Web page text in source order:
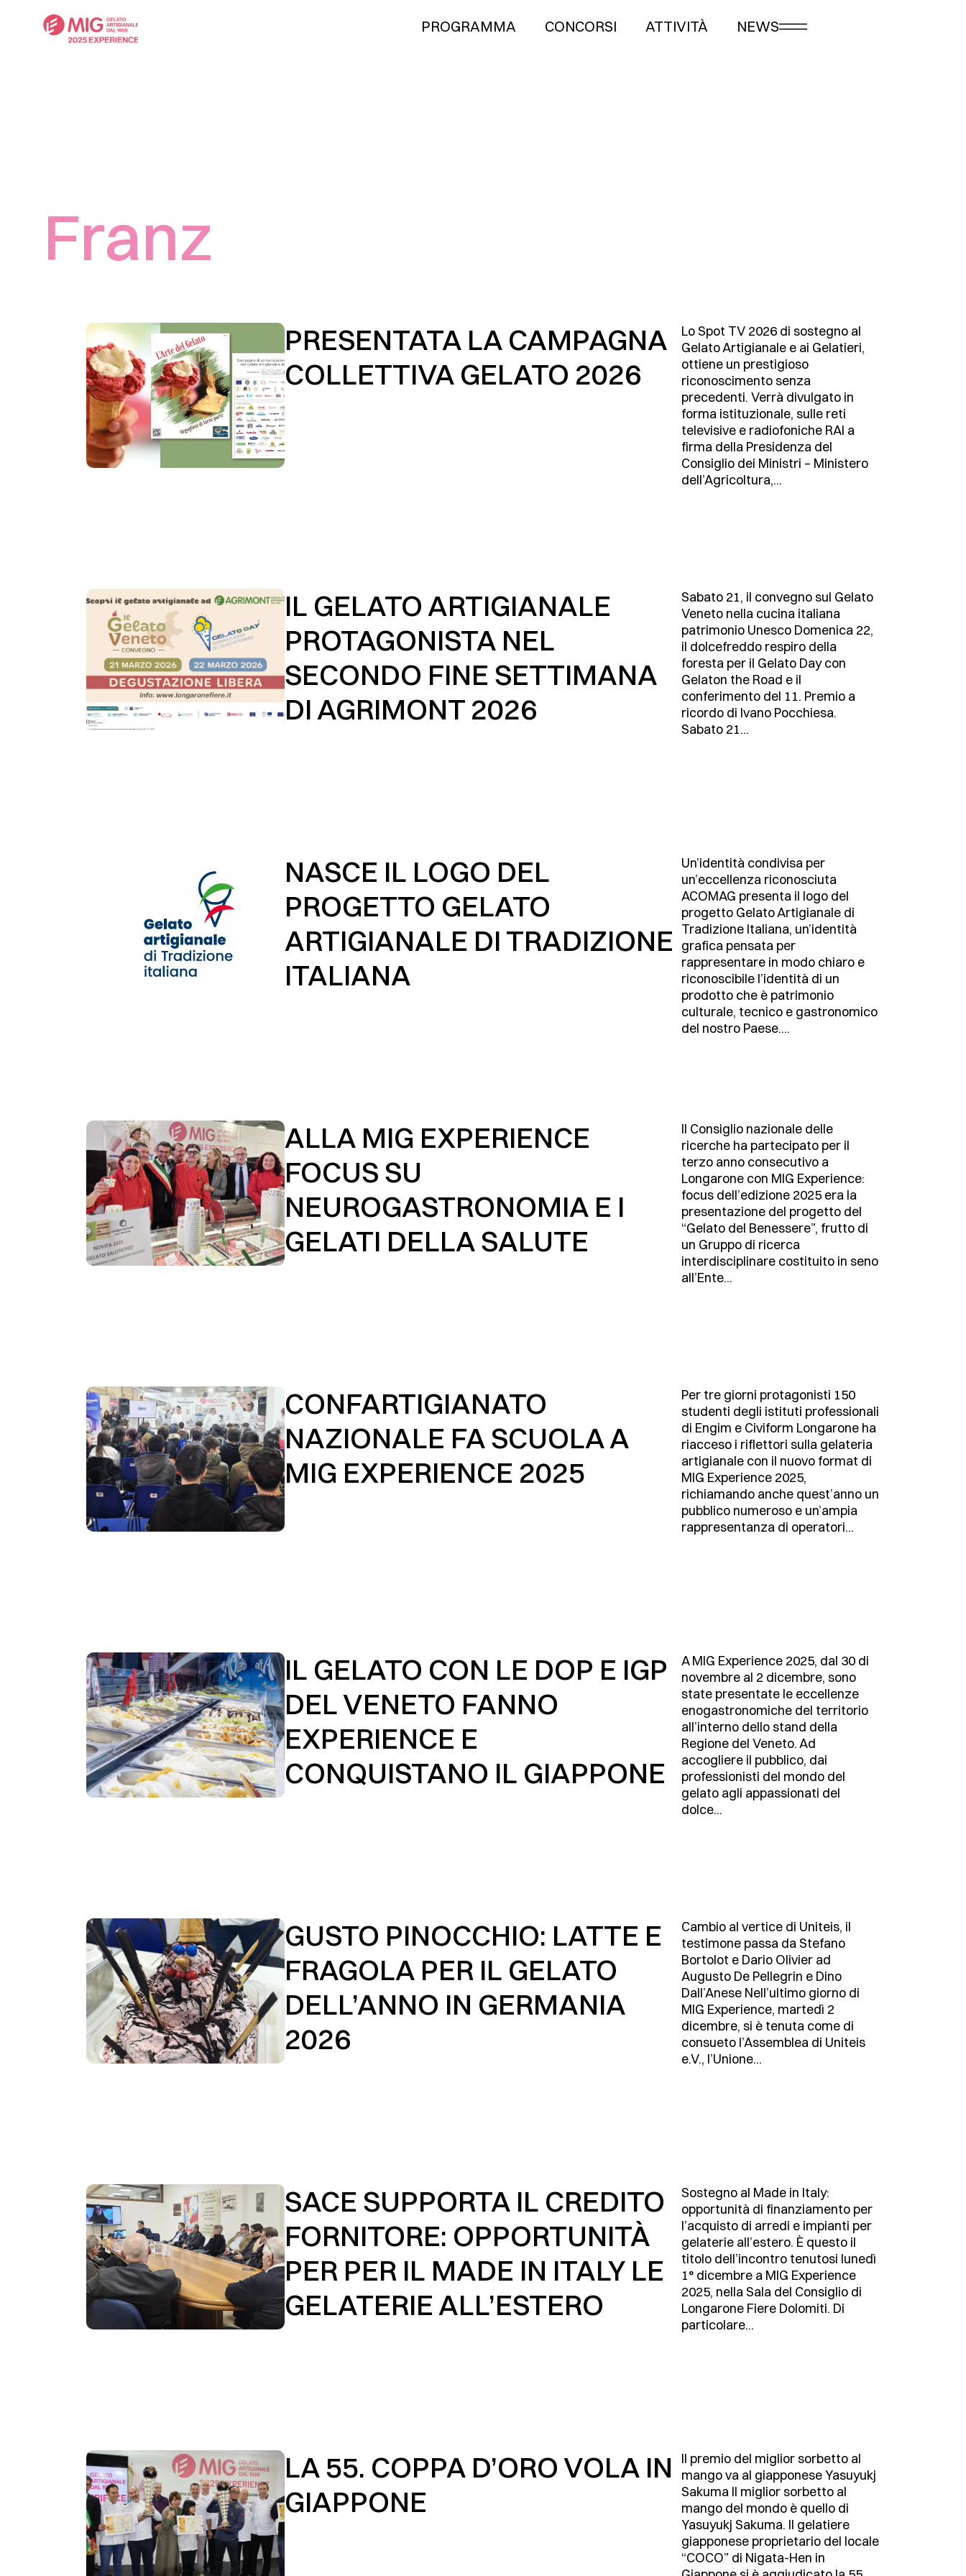
PROGRAMMA CONCORSI ATTIVITÀ NEWS
Franz
PRESENTATA LA CAMPAGNA
COLLETTIVA GELATO 2026
Lo Spot TV 2026 di sostegno al
Gelato Artigianale e ai Gelatieri,
ottiene un prestigioso
riconoscimento senza
precedenti. Verrà divulgato in
forma istituzionale, sulle reti
televisive e radiofoniche RAI a
firma della Presidenza del
Consiglio dei Ministri – Ministero
dell’Agricoltura,...
IL GELATO ARTIGIANALE
PROTAGONISTA NEL
SECONDO FINE SETTIMANA
DI AGRIMONT 2026
Sabato 21, il convegno sul Gelato
Veneto nella cucina italiana
patrimonio Unesco Domenica 22,
il dolcefreddo respiro della
foresta per il Gelato Day con
Gelaton the Road e il
conferimento del 11. Premio a
ricordo di Ivano Pocchiesa.
Sabato 21...
NASCE IL LOGO DEL
PROGETTO GELATO
ARTIGIANALE DI TRADIZIONE
ITALIANA
Un’identità condivisa per
un’eccellenza riconosciuta
ACOMAG presenta il logo del
progetto Gelato Artigianale di
Tradizione Italiana, un’identità
grafica pensata per
rappresentare in modo chiaro e
riconoscibile l’identità di un
prodotto che è patrimonio
culturale, tecnico e gastronomico
del nostro Paese....
ALLA MIG EXPERIENCE
FOCUS SU
NEUROGASTRONOMIA E I
GELATI DELLA SALUTE
Il Consiglio nazionale delle
ricerche ha partecipato per il
terzo anno consecutivo a
Longarone con MIG Experience:
focus dell’edizione 2025 era la
presentazione del progetto del
“Gelato del Benessere”, frutto di
un Gruppo di ricerca
interdisciplinare costituito in seno
all’Ente...
CONFARTIGIANATO
NAZIONALE FA SCUOLA A
MIG EXPERIENCE 2025
Per tre giorni protagonisti 150
studenti degli istituti professionali
di Engim e Civiform Longarone ha
riacceso i riflettori sulla gelateria
artigianale con il nuovo format di
MIG Experience 2025,
richiamando anche quest’anno un
pubblico numeroso e un’ampia
rappresentanza di operatori...
IL GELATO CON LE DOP E IGP
DEL VENETO FANNO
EXPERIENCE E
CONQUISTANO IL GIAPPONE
A MIG Experience 2025, dal 30 di
novembre al 2 dicembre, sono
state presentate le eccellenze
enogastronomiche del territorio
all’interno dello stand della
Regione del Veneto. Ad
accogliere il pubblico, dai
professionisti del mondo del
gelato agli appassionati del
dolce...
GUSTO PINOCCHIO: LATTE E
FRAGOLA PER IL GELATO
DELL’ANNO IN GERMANIA
2026
Cambio al vertice di Uniteis, il
testimone passa da Stefano
Bortolot e Dario Olivier ad
Augusto De Pellegrin e Dino
Dall’Anese Nell’ultimo giorno di
MIG Experience, martedì 2
dicembre, si è tenuta come di
consueto l’Assemblea di Uniteis
e.V., l’Unione...
SACE SUPPORTA IL CREDITO
FORNITORE: OPPORTUNITÀ
PER PER IL MADE IN ITALY LE
GELATERIE ALL’ESTERO
Sostegno al Made in Italy:
opportunità di finanziamento per
l’acquisto di arredi e impianti per
gelaterie all’estero. È questo il
titolo dell’incontro tenutosi lunedì
1° dicembre a MIG Experience
2025, nella Sala del Consiglio di
Longarone Fiere Dolomiti. Di
particolare...
LA 55. COPPA D’ORO VOLA IN
GIAPPONE
Il premio del miglior sorbetto al
mango va al giapponese Yasuyukj
Sakuma Il miglior sorbetto al
mango del mondo è quello di
Yasuyukj Sakuma. Il gelatiere
giapponese proprietario del locale
“COCO” di Nigata-Hen in